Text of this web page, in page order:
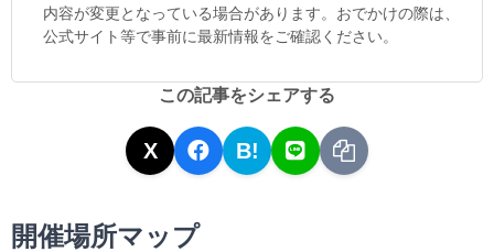
内容が変更となっている場合があります。おでかけの際は、
公式サイト等で事前に最新情報をご確認ください。
この記事をシェアする
X B!
開催場所マップ